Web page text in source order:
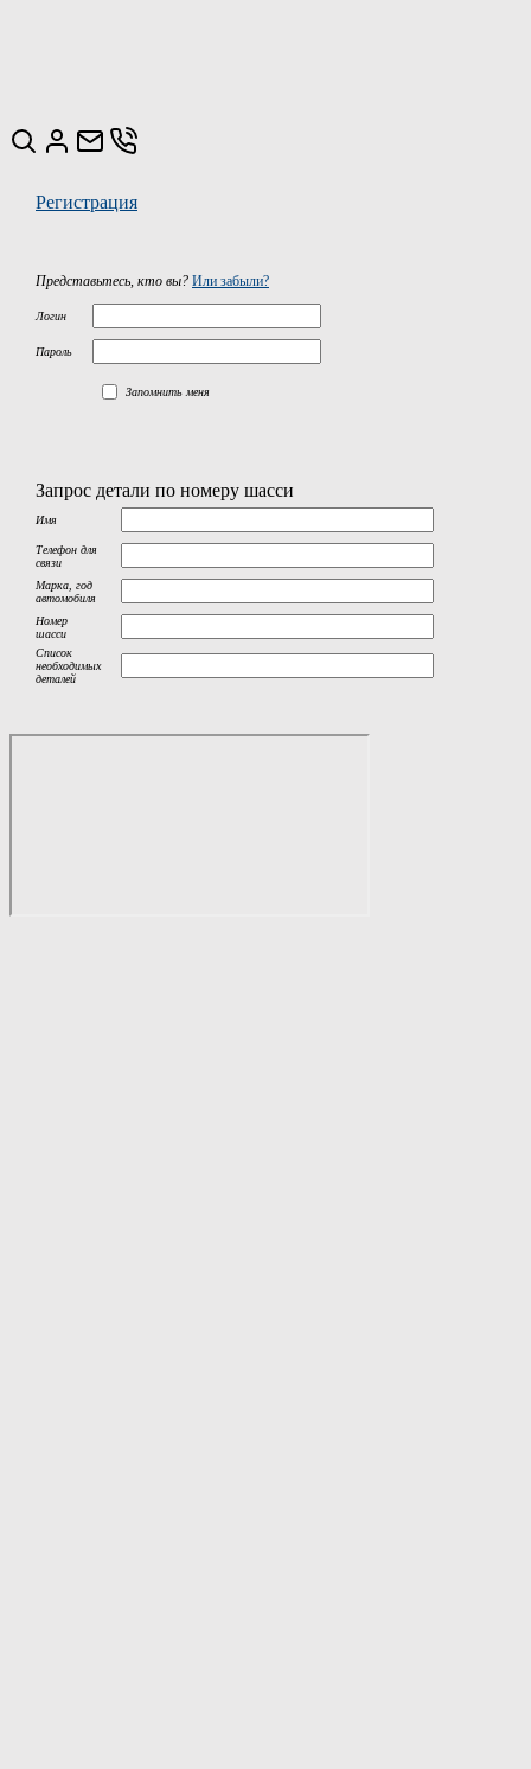
Регистрация
Представьтесь, кто вы? Или забыли?
Логин
Пароль
Запомнить меня
Запрос детали по номеру шасси
Имя
Телефон для
связи
Марка, год
автомобиля
Номер
шасси
Список
необходимых
деталей